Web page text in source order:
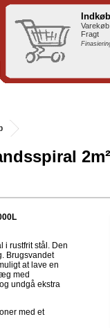
i rustfrit stål. Den
Brugsvandet
at lave en
med
undgå ekstra
med et
Fragt